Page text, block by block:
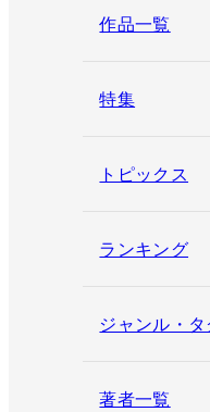
作品一覧
特集
トピックス
ランキング
ジャンル・
著者一覧